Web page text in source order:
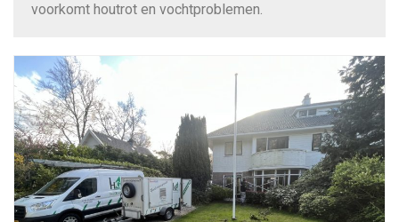
voorkomt houtrot en vochtproblemen.